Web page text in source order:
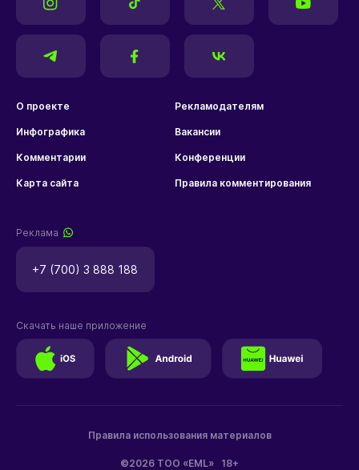
О проекте Рекламодателям
Инфографика Вакансии
Комментарии Конференции
Карта сайта Правила комментирования
Реклама
+7 (700) 3 888 188
©2026 ТОО «EML» 18+
Правила использования материалов
Скачать наше приложение